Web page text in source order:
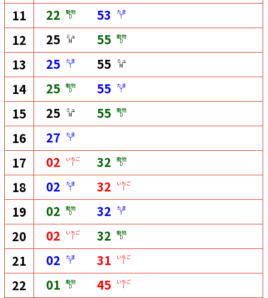
11 22 動物
D 53 たま
T
12 25 ミュ
M 55 動物
D
13 25 たま
T 55 ミュ
M
14 25 動物
D 55 たま
T
15 25 ミュ
M 55 動物
D
16 27 たま
T
17 02 いちご
I 32 動物
D
18 02 たま
T 32 いちご
I
19 02 動物
D 32 たま
T
20 02 いちご
I 32 動物
D
21 02 たま
T 31 いちご
I
22 01 動物
D 45 いちご
I